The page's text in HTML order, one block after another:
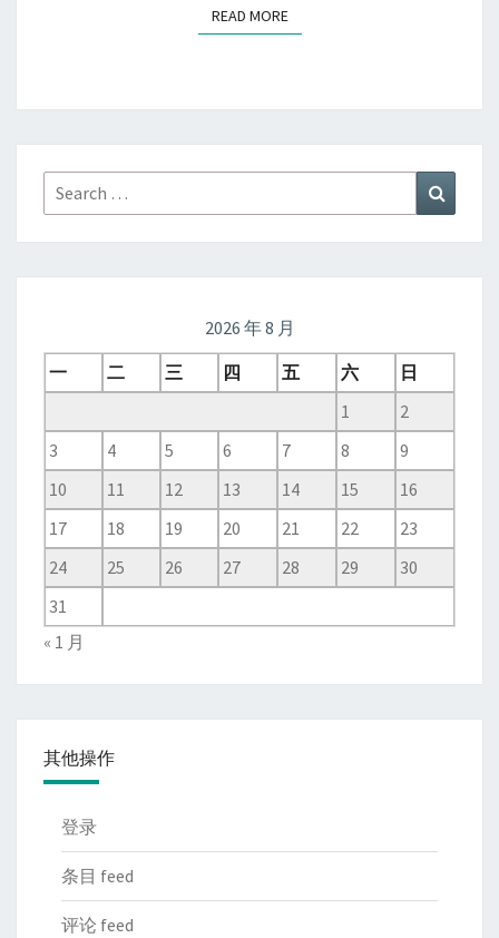
的
READ MOREREAD MORE
Search
for:
2026 年 8 月
一
二 三 四 五 六
日
1
2
3
4 5 6 7 8
9
10
11 12 13 14 15
16
17
18 19 20 21 22
23
24
25 26 27 28 29
30
31
« 1 月
其他操作
登录
条目 feed
评论 feed